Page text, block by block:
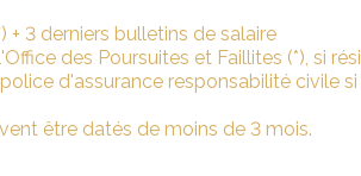
+ 3 derniers bulletins de salaire
des Poursuites et Faillites (*), si
d'assurance responsabilité civile si
être datés de moins de 3 mois.